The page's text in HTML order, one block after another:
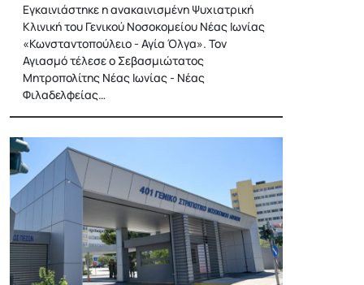
Εγκαινιάστηκε η ανακαινισμένη Ψυχιατρική
Κλινική του Γενικού Νοσοκομείου Νέας Ιωνίας
«Κωνσταντοπούλειο - Αγία Όλγα». Τον
Αγιασμό τέλεσε ο Σεβασμιώτατος
Μητροπολίτης Νέας Ιωνίας - Νέας
Φιλαδελφείας…